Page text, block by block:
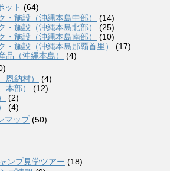
ット (64)
・施設（沖縄本島中部）
(14)
・施設（沖縄本島北部）
(25)
・施設（沖縄本島南部）
(10)
・施設（沖縄本島那覇首里）
(17)
品（沖縄本島）
(4)
恩納村）
(4)
本部）
(12)
(2)
(4)
マップ(50)
ンプ見学ツアー (18)